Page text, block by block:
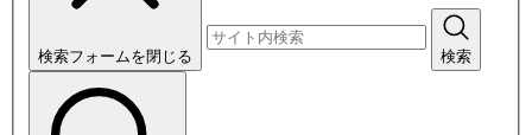
検索フォームを閉じる 検索